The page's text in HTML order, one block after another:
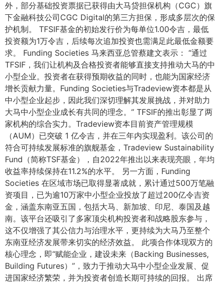
外，部分基础投资票据已获得由大马贷担保机构（CGC）旗
下金融科技公司CGC Digital的第三方担保，形成多层次的保
护机制。 TFSIF基金的初始发行价为每单位1.00令吉，最低
投资额为1万令吉，后续每次追加投资也需满足此最低金额要
求。 Funding Societies 马来西亚总管蔡建文表示： “通过
TFSIF，我们让机构及合格投资者能够直接支持推动大马的中
小型企业。投资者在获得预期收益的同时，也能为国家经济
增长贡献力量。Funding Societies与Tradeview资本都是从
中小型企业起步，因此我们深切理解其发展挑战，并对助力
大马中小型企业成长有共同的理念。” TFSIF的推出彰显了两
家机构的综合实力。Tradeview资本目前资产管理规模
（AUM）已突破 1 亿令吉，并在三年内实现盈利。该公司的
符合可持续发展标准的旗舰基金，Tradeview Sustainability
Fund（简称TSF基金），自2022年推出以来表现亮眼，年均
收益率持续保持在11.2%的水平。 另一方面，Funding
Societies 在区域市场已取得显著成就，累计通过500万笔融
资项目，已为逾10万家中小型企业投放了超过200亿令吉资
金，涵盖东南亚五国，包括大马、新加坡、印尼、泰国及越
南。该平台还吸引了多家顶尖机构投资者和战略股东参与，
这不仅增强了其公信力与治理水平，更持续为大马乃至整个
东南亚经济发展带来切实的经济效益。 此项合作体现双方的
核心理念，即“赋能企业，建设未来（Backing Businesses,
Building Futures）”，致力于推动大马中小型企业发展、促
进国家经济繁荣，并为投资者创造长期可持续的回报。 出席